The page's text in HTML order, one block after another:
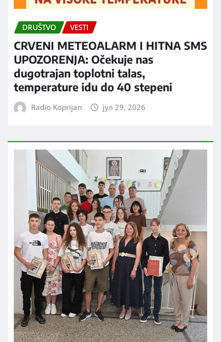
DRUŠTVO VESTI
CRVENI METEOALARM I HITNA SMS
UPOZORENJA: Očekuje nas
dugotrajan toplotni talas,
temperature idu do 40 stepeni
Radio Koprijan јул 29, 2026